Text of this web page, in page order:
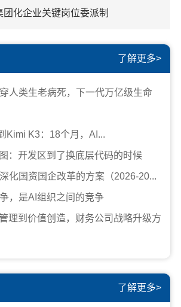
团化企业关键岗位委派制
了解更多>
人类生老病死，下一代万亿级生命
Kimi K3：18个月，AI...
：开发区到了换底层代码的时候
化国资国企改革的方案（2026-20...
，是AI组织之间的竞争
理到价值创造，财务公司战略升级方
了解更多>